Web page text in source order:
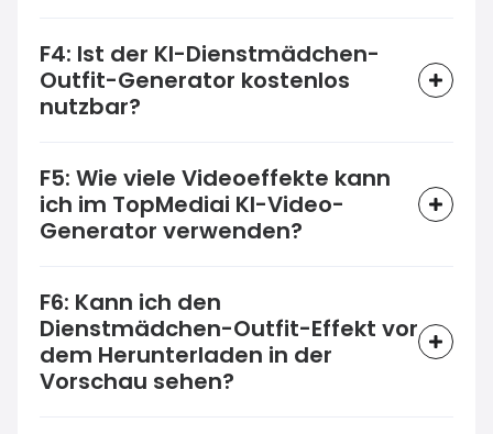
F4: Ist der KI-Dienstmädchen-
Outfit-Generator kostenlos
nutzbar?
F5: Wie viele Videoeffekte kann
ich im TopMediai KI-Video-
Generator verwenden?
F6: Kann ich den
Dienstmädchen-Outfit-Effekt vor
dem Herunterladen in der
Vorschau sehen?